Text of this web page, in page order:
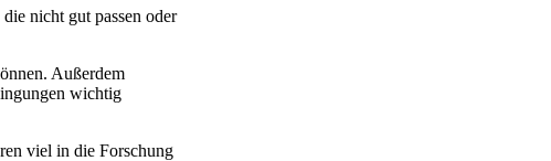
nicht gut passen oder
Außerdem
wichtig
viel in die Forschung